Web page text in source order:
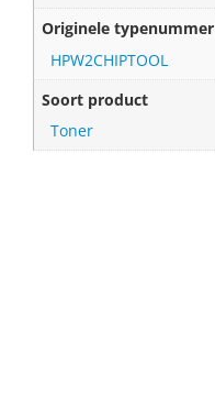
Originele typenummer
HPW2CHIPTOOL
Soort product
Toner